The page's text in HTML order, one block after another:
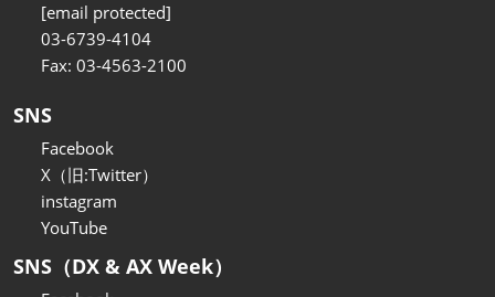
[email protected]
03-6739-4104
Fax: 03-4563-2100
SNS
Facebook
X（旧:Twitter）
instagram
YouTube
SNS（DX & AX Week）